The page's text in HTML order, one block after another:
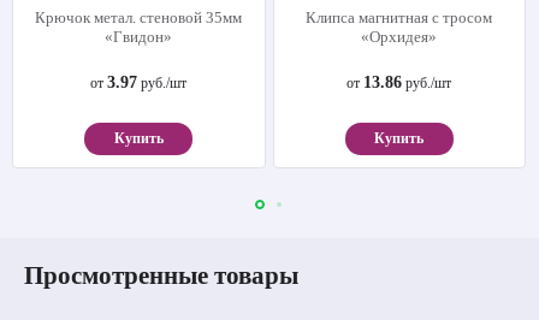
Крючок метал. стеновой 35мм
«Гвидон»
от3.97 руб./шт
Купить
Клипса магнитная с тросом
«Орхидея»
от 13.86 руб./шт
Купить
Просмотренные товары